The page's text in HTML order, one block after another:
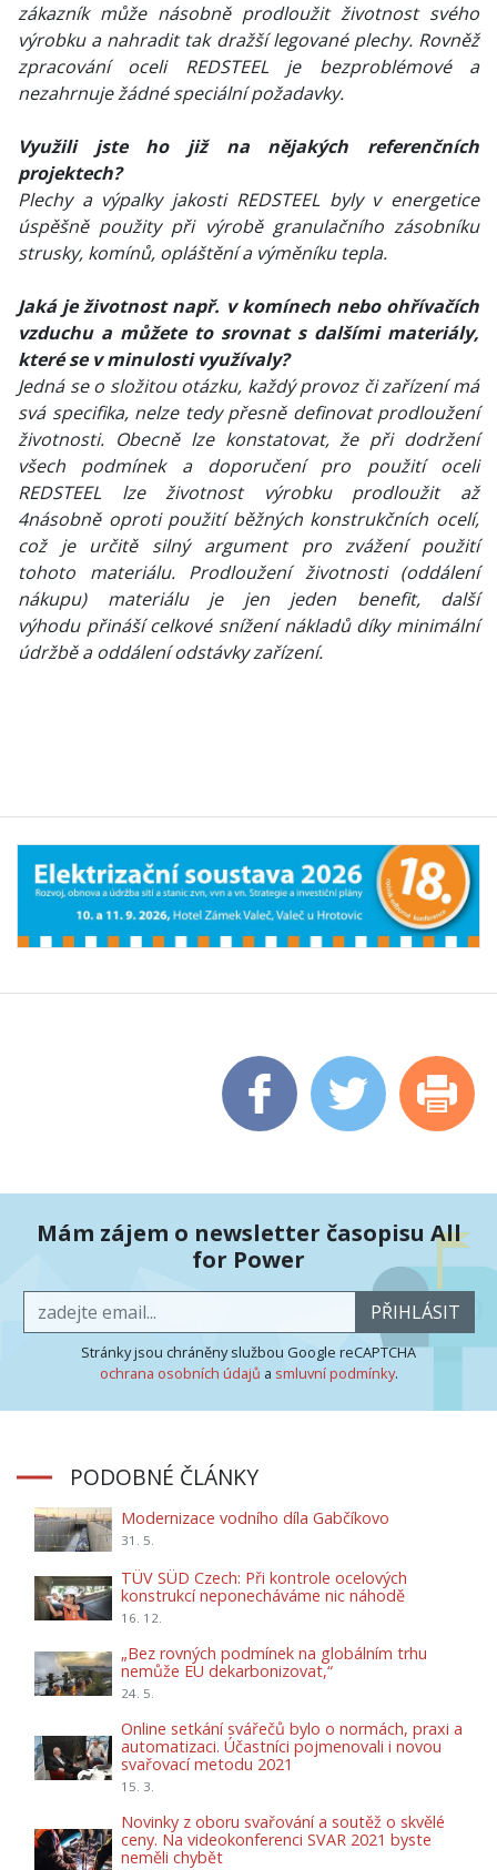
zákazník může násobně prodloužit životnost svého
výrobku a nahradit tak dražší legované plechy. Rovněž
zpracování oceli REDSTEEL je bezproblémové a
nezahrnuje žádné speciální požadavky.
Využili jste ho již na nějakých referenčních
projektech?
Plechy a výpalky jakosti REDSTEEL byly v energetice
úspěšně použity při výrobě granulačního zásobníku
strusky, komínů, opláštění a výměníku tepla.
Jaká je životnost např. v komínech nebo ohřívačích
vzduchu a můžete to srovnat s dalšími materiály,
které se v minulosti využívaly?
Jedná se o složitou otázku, každý provoz či zařízení má
svá specifika, nelze tedy přesně definovat prodloužení
životnosti. Obecně lze konstatovat, že při dodržení
všech podmínek a doporučení pro použití oceli
REDSTEEL lze životnost výrobku prodloužit až
4násobně oproti použití běžných konstrukčních ocelí,
což je určitě silný argument pro zvážení použití
tohoto materiálu. Prodloužení životnosti (oddálení
nákupu) materiálu je jen jeden benefit, další
výhodu přináší celkové snížení nákladů díky minimální
údržbě a oddálení odstávky zařízení.
Mám zájem o newsletter časopisu All
for Power
PŘIHLÁSIT
Stránky jsou chráněny službou Google reCAPTCHA
ochrana osobních údajů a smluvní podmínky.
PODOBNÉ ČLÁNKY
Modernizace vodního díla Gabčíkovo
31. 5.
TÜV SÜD Czech: Při kontrole ocelových
konstrukcí neponecháváme nic náhodě
16. 12.
„Bez rovných podmínek na globálním trhu
nemůže EU dekarbonizovat,“
24. 5.
Online setkání svářečů bylo o normách, praxi a
automatizaci. Účastníci pojmenovali i novou
svařovací metodu 2021
15. 3.
Novinky z oboru svařování a soutěž o skvělé
ceny. Na videokonferenci SVAR 2021 byste
neměli chybět